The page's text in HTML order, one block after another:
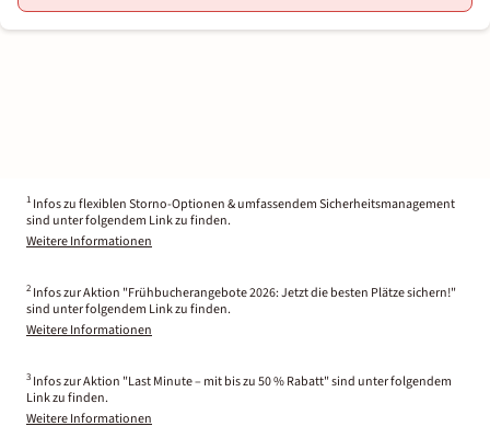
1 Infos zu flexiblen Storno-Optionen & umfassendem Sicherheitsmanagement
sind unter folgendem Link zu finden.
Weitere Informationen
2 Infos zur Aktion "Frühbucherangebote 2026: Jetzt die besten Plätze sichern!"
sind unter folgendem Link zu finden.
Weitere Informationen
3 Infos zur Aktion "Last Minute – mit bis zu 50 % Rabatt" sind unter folgendem
Link zu finden.
Weitere Informationen